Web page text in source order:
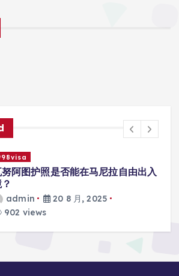
阿图护照是否能在马尼拉使用国际
的注册？
admin
20 8 月, 2025
817 views